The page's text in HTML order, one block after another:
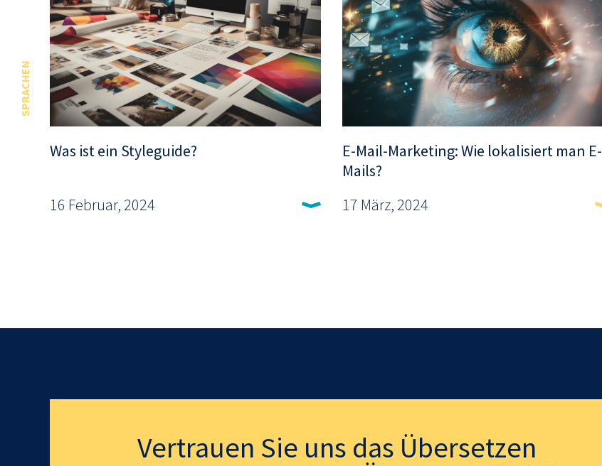
Was ist ein Styleguide?
16 Februar, 2024
E-Mail-Marketing: Wie lokalisiert man E-
Mails?
17 März, 2024
Vertrauen Sie uns das Übersetzen
SPRACHEN